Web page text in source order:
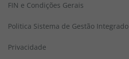
FIN e Condições Gerais
Politica Sistema de Gestão Integrado
Privacidade